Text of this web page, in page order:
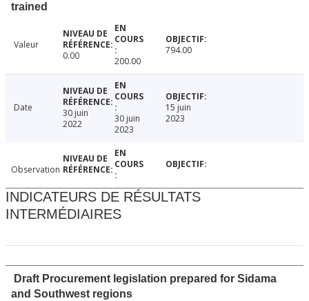
trained
Valeur
0.00
200.00
794.00
Date
30 juin
2022
30 juin
2023
15 juin
2023
Observation
INDICATEURS DE RÉSULTATS
INTERMÉDIAIRES
Draft Procurement legislation prepared for Sidama
and Southwest regions